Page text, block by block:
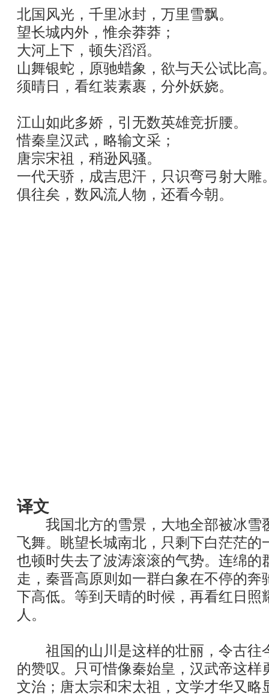
北国风光，千里冰封，万里雪飘。
望长城内外，惟余莽莽；
大河上下，顿失滔滔。
山舞银蛇，原驰蜡象，欲与天公试比高
须晴日，看红装素裹，分外妖娆。
江山如此多娇，引无数英雄竞折腰。
惜秦皇汉武，略输文采；
唐宗宋祖，稍逊风骚。
一代天骄，成吉思汗，只识弯弓射大雕
俱往矣，数风流人物，还看今朝。
译文
我国北方的雪景，大地全部被冰雪
飞舞。眺望长城南北，只剩下白茫茫的
也顿时失去了波涛滚滚的气势。连绵的
走，秦晋高原则如一群白象在不停的奔
下高低。等到天晴的时候，再看红日照
人。
祖国的山川是这样的壮丽，令古往
的赞叹。只可惜像秦始皇，汉武帝这样
文治；唐太宗和宋太祖，文学才华又略